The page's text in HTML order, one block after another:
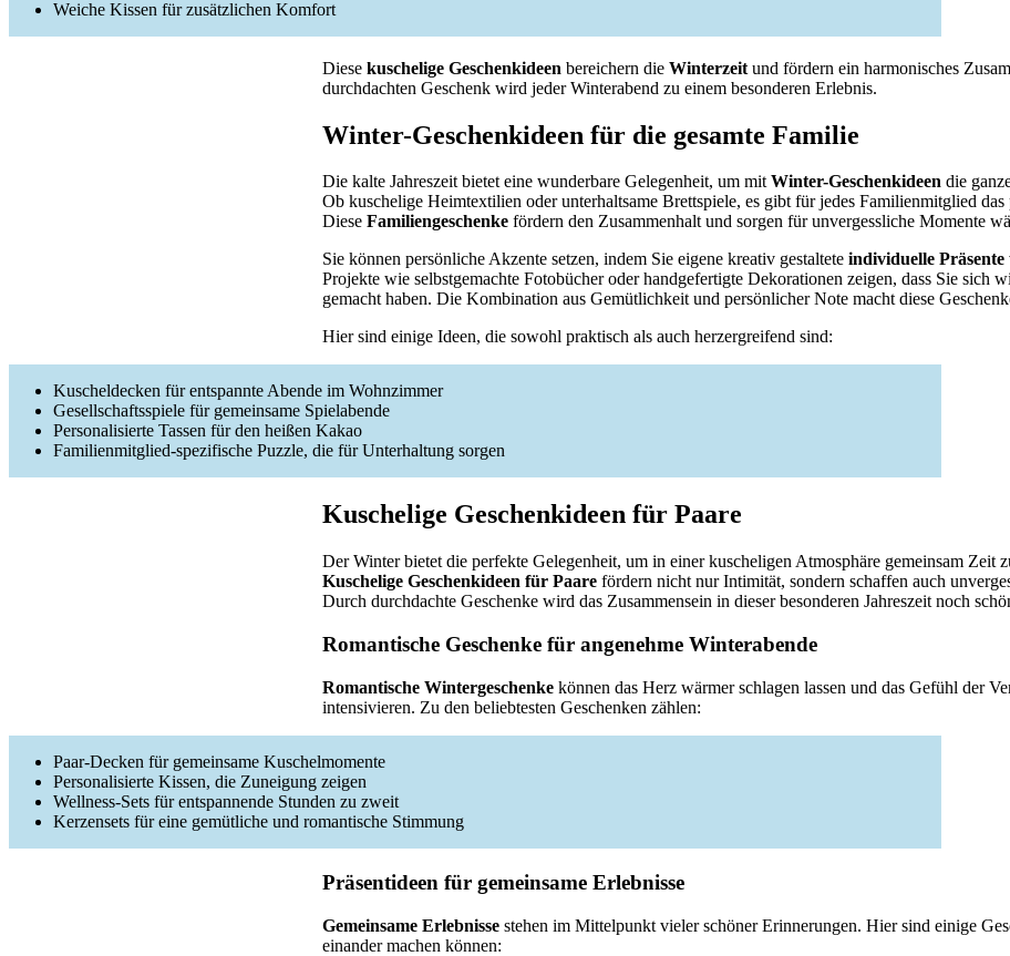
Weiche Kissen für zusätzlichen Komfort
Diese kuschelige Geschenkideen bereichern die Winterzeit und fördern ein harmonisches
durchdachten Geschenk wird jeder Winterabend zu einem besonderen Erlebnis.
Winter-Geschenkideen für die gesamte Familie
Die kalte Jahreszeit bietet eine wunderbare Gelegenheit, um mitWinter-Geschenkideen die
Ob kuschelige Heimtextilien oder unterhaltsame Brettspiele, es gibt für jedes Familienmitglied das
Diese Familiengeschenke fördern den Zusammenhalt und sorgen für unvergessliche Momente
Sie können persönliche Akzente setzen, indem Sie eigene kreativ gestaltete individuelle Präsente
Projekte wie selbstgemachte Fotobücher oder handgefertigte Dekorationen zeigen, dass Sie sich
gemacht haben. Die Kombination aus Gemütlichkeit und persönlicher Note macht diese
Hier sind einige Ideen, die sowohl praktisch als auch herzergreifend sind:
Kuscheldecken für entspannte Abende im Wohnzimmer
Gesellschaftsspiele für gemeinsame Spielabende
Personalisierte Tassen für den heißen Kakao
Familienmitglied-spezifische Puzzle, die für Unterhaltung sorgen
Kuschelige Geschenkideen für Paare
Der Winter bietet die perfekte Gelegenheit, um in einer kuscheligen Atmosphäre gemeinsam Zeit
Kuschelige Geschenkideen für Paare fördern nicht nur Intimität, sondern schaffen auch
Durch durchdachte Geschenke wird das Zusammensein in dieser besonderen Jahreszeit noch
Romantische Geschenke für angenehme Winterabende
Romantische Wintergeschenke können das Herz wärmer schlagen lassen und das Gefühl der
intensivieren. Zu den beliebtesten Geschenken zählen:
Paar-Decken für gemeinsame Kuschelmomente
Personalisierte Kissen, die Zuneigung zeigen
Wellness-Sets für entspannende Stunden zu zweit
Kerzensets für eine gemütliche und romantische Stimmung
Präsentideen für gemeinsame Erlebnisse
Gemeinsame Erlebnisse stehen im Mittelpunkt vieler schöner Erinnerungen. Hier sind einige
einander machen können: